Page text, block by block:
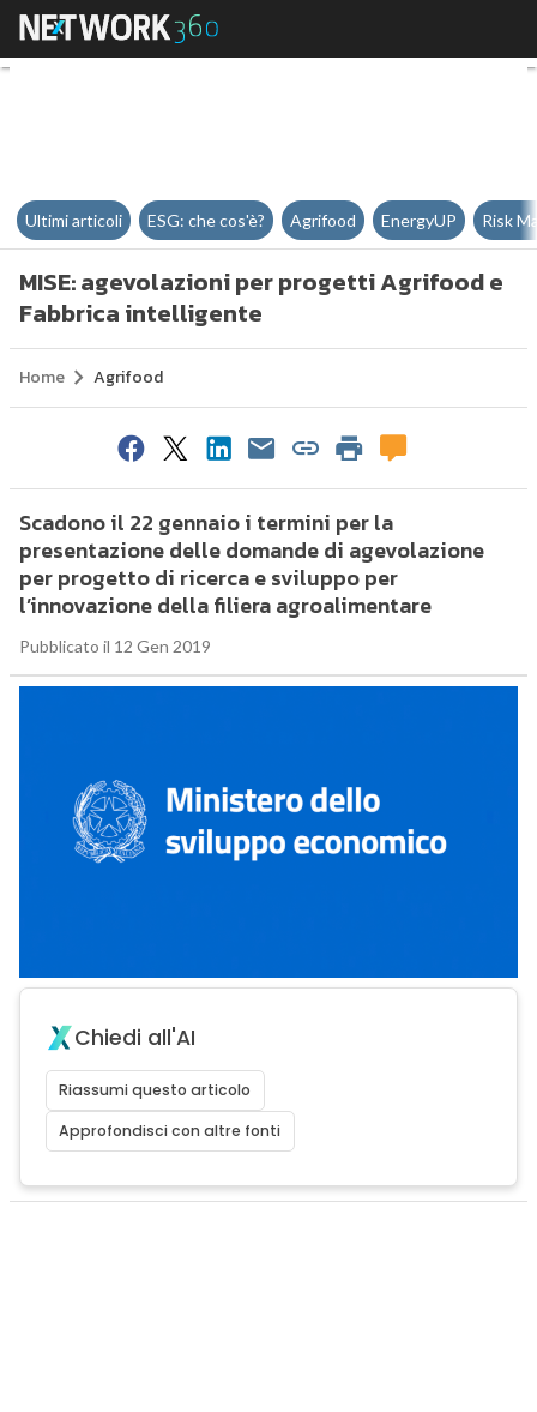
MISE: agevolazioni per
Ultimi articoli ESG: che cos'è? Agrifood EnergyUP Risk
MISE: agevolazioni per progetti Agrifood e
Fabbrica intelligente
Home Agrifood
Scadono il 22 gennaio i termini per la
presentazione delle domande di agevolazione
per progetto di ricerca e sviluppo per
l’innovazione della filiera agroalimentare
Pubblicato il 12 Gen 2019
Chiedi all'AI
Riassumi questo articolo
Approfondisci con altre fonti